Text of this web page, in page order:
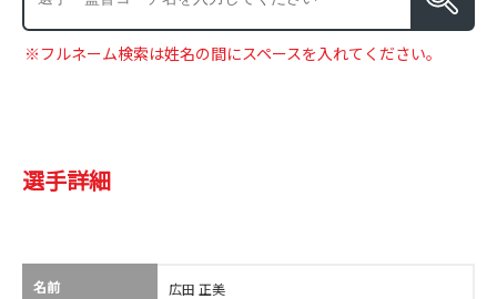
※フルネーム検索は姓名の間にスペースを入れてください。
選手詳細
名前 広田 正美